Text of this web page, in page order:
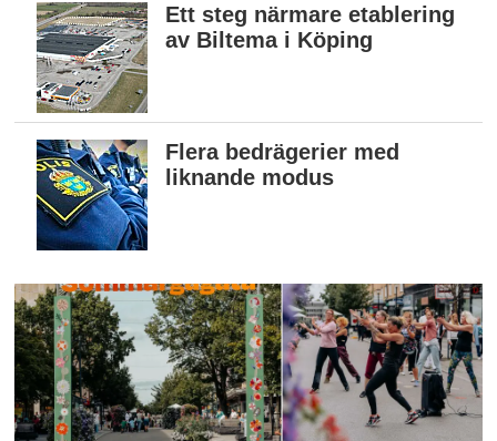
Ett steg närmare etablering
av Biltema i Köping
Flera bedrägerier med
liknande modus